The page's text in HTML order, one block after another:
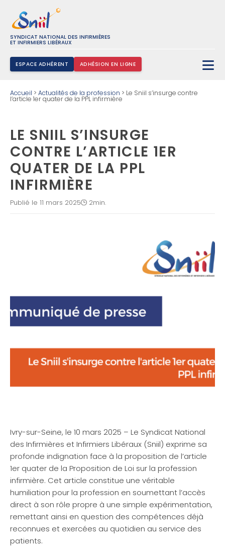
SYNDICAT NATIONAL DES INFIRMIÈRES
ET INFIRMIERS LIBÉRAUX
ESPACE ADHÉRENT ADHÉSION EN LIGNE
Accueil > Actualités de la profession > Le Sniil s’insurge contre
l’article 1er quater de la PPL infirmière
LE SNIIL S’INSURGE
CONTRE L’ARTICLE 1ER
QUATER DE LA PPL
INFIRMIÈRE
Publié le 11 mars 2025 2min.
Ivry-sur-Seine, le 10 mars 2025 – Le Syndicat National
des Infirmières et Infirmiers Libéraux (Sniil) exprime sa
profonde indignation face à la proposition de l’article
1er quater de la Proposition de Loi sur la profession
infirmière. Cet article constitue une véritable
humiliation pour la profession en soumettant l’accès
direct à son rôle propre à une simple expérimentation,
remettant ainsi en question des compétences déjà
reconnues et exercées au quotidien au service des
patients.